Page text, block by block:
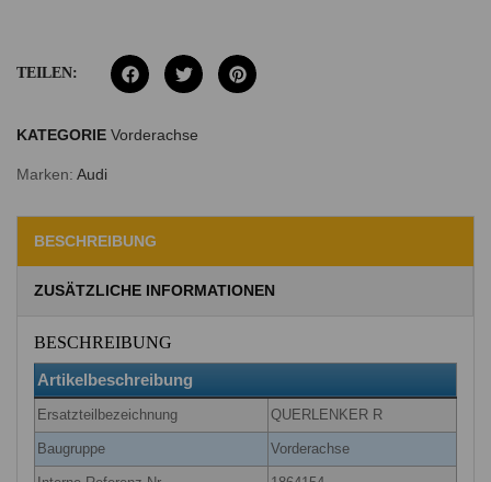
TEILEN:
KATEGORIE Vorderachse
Marken: Audi
BESCHREIBUNG
ZUSÄTZLICHE INFORMATIONEN
BESCHREIBUNG
Artikelbeschreibung
Ersatzteilbezeichnung QUERLENKER R
Baugruppe Vorderachse